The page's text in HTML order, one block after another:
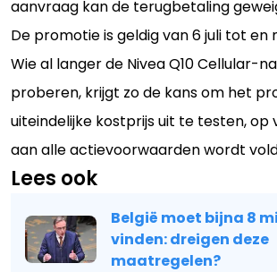
aanvraag kan de terugbetaling
De promotie is geldig van 6 juli tot en
Wie al langer de Nivea Q10 Cellular-
proberen, krijgt zo de kans om het
uiteindelijke kostprijs uit te testen, op
aan alle actievoorwaarden wordt
Lees ook
België moet bijna 8
vinden: dreigen deze
maatregelen?